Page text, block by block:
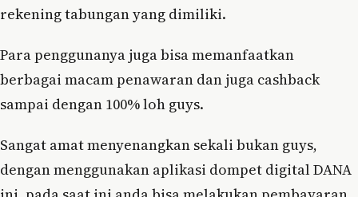
rekening tabungan yang dimiliki.
Para penggunanya juga bisa memanfaatkan
berbagai macam penawaran dan juga cashback
sampai dengan 100% loh guys.
Sangat amat menyenangkan sekali bukan guys,
dengan menggunakan aplikasi dompet digital DANA